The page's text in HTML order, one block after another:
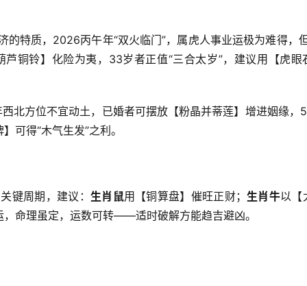
的特质，2026丙午年“双火临门”，属虎人事业运极为难得，
铜铃】化险为夷，33岁者正值“三合太岁”，建议用【虎眼
北方位不宜动土，已婚者可摆放【粉晶并蒂莲】增进姻缘，
可得“木气生发”之利。
键周期，建议： 生肖鼠用【铜算盘】催旺正财； 生肖牛以【
命理虽定，运数可转——适时破解方能趋吉避凶。